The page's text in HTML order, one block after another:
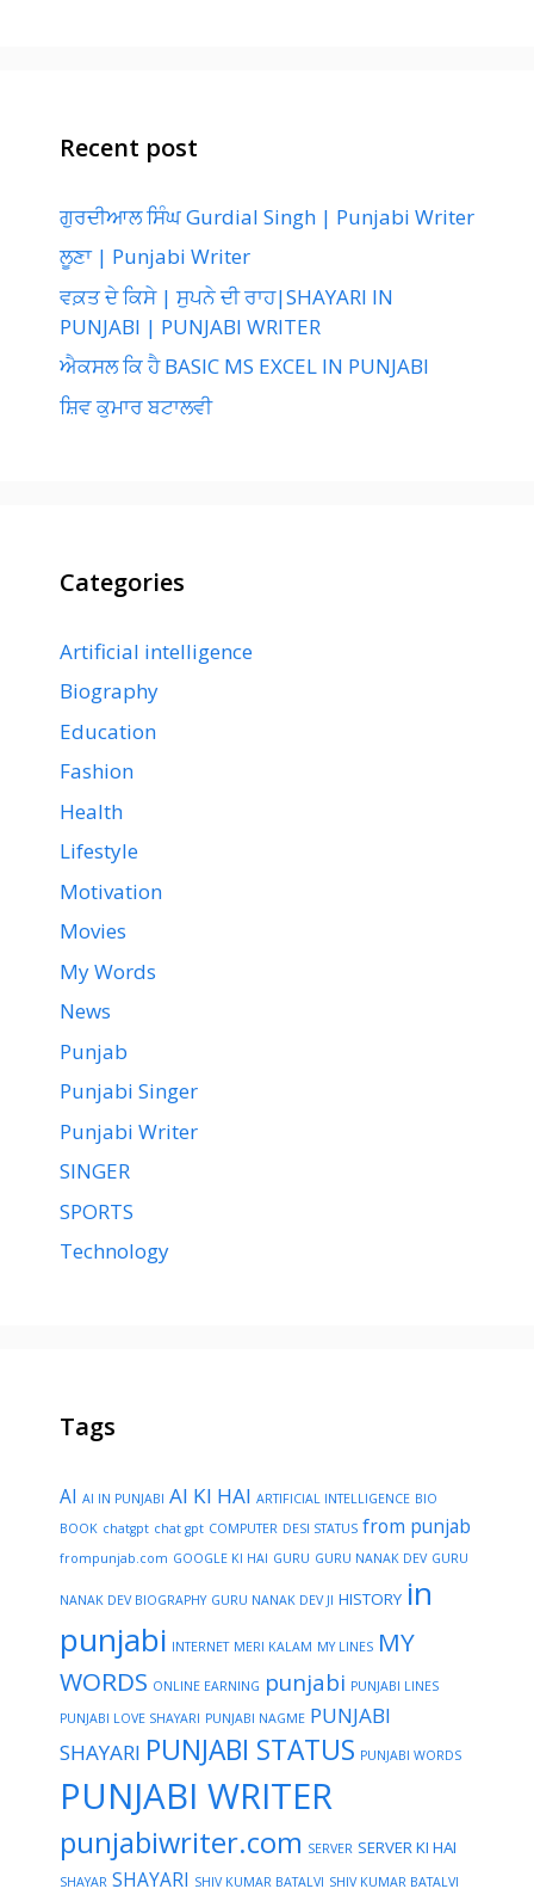
Recent post
ਗੁਰਦੀਆਲ ਸਿੰਘ Gurdial Singh | Punjabi Writer
ਲੂਣਾ | Punjabi Writer
ਵਕ਼ਤ ਦੇ ਕਿਸੇ | ਸੁਪਨੇ ਦੀ ਰਾਹ|SHAYARI IN
PUNJABI | PUNJABI WRITER
ਐਕਸਲ ਕਿ ਹੈ BASIC MS EXCEL IN PUNJABI
ਸ਼ਿਵ ਕੁਮਾਰ ਬਟਾਲਵੀ
Categories
Artificial intelligence
Biography
Education
Fashion
Health
Lifestyle
Motivation
Movies
My Words
News
Punjab
Punjabi Singer
Punjabi Writer
SINGER
SPORTS
Technology
Tags
AI AI IN PUNJABI AI KI HAI ARTIFICIAL INTELLIGENCE BIO
BOOK chatgpt chat gpt COMPUTER DESI STATUS from punjab
frompunjab.com GOOGLE KI HAI GURU GURU NANAK DEV GURU
NANAK DEV BIOGRAPHY GURU NANAK DEV JI HISTORY in
punjabi INTERNET MERI KALAM MY LINES MY
WORDS ONLINE EARNING punjabi PUNJABI LINES
PUNJABI LOVE SHAYARI PUNJABI NAGME PUNJABI
SHAYARI PUNJABI STATUS PUNJABI WORDS
PUNJABI WRITER
punjabiwriter.com SERVER SERVER KI HAI
SHAYAR SHAYARI SHIV KUMAR BATALVI SHIV KUMAR BATALVI